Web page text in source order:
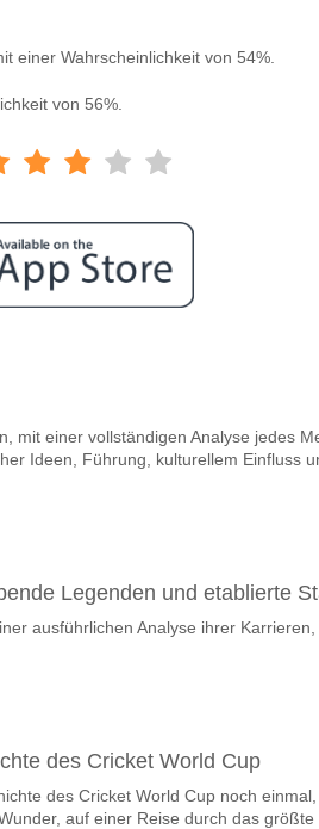
einer Wahrscheinlichkeit von 54%.
von 56%.
Golden Bulls 18 April 2026 12:35 UK
gewinnen ist Liaoning Flying
einer Wahrscheinlichkeit von 54%
mit einer vollständigen Analyse jedes
Ideen, Führung, kulturellem Einfluss
Legenden und etablierte
ausführlichen Analyse ihrer Karrieren,
des Cricket World Cup
des Cricket World Cup noch
auf einer Reise durch das größte